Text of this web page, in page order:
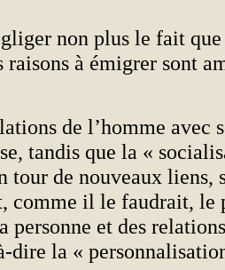
non plus le fait que
raisons à émigrer sont
de l’homme avec
tandis que la «
tour de nouveaux liens,
comme il le faudrait, le
personne et des
dire la «